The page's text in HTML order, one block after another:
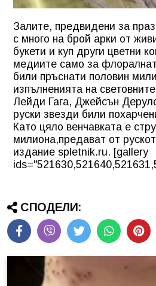
Залите, предвидени за
с много на брой арки от
букети и куп други цветни
медиите само за
били пръснати половин
изпълненията на
Лейди Гага, Джейсън
руски звезди били
Като цяло венчавката е
милиона,предават от
издание spletnik.ru. [gallery
СПОДЕЛИ: